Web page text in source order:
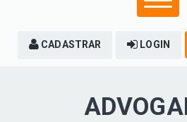
CADASTRAR LOGIN